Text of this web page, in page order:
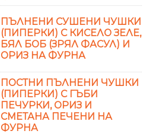
ПЪЛНЕНИ СУШЕНИ ЧУШКИ
(ПИПЕРКИ) С КИСЕЛО ЗЕЛЕ,
БЯЛ БОБ (ЗРЯЛ ФАСУЛ) И
ОРИЗ НА ФУРНА
ПОСТНИ ПЪЛНЕНИ ЧУШКИ
(ПИПЕРКИ) С ГЪБИ
ПЕЧУРКИ, ОРИЗ И
СМЕТАНА ПЕЧЕНИ НА
ФУРНА